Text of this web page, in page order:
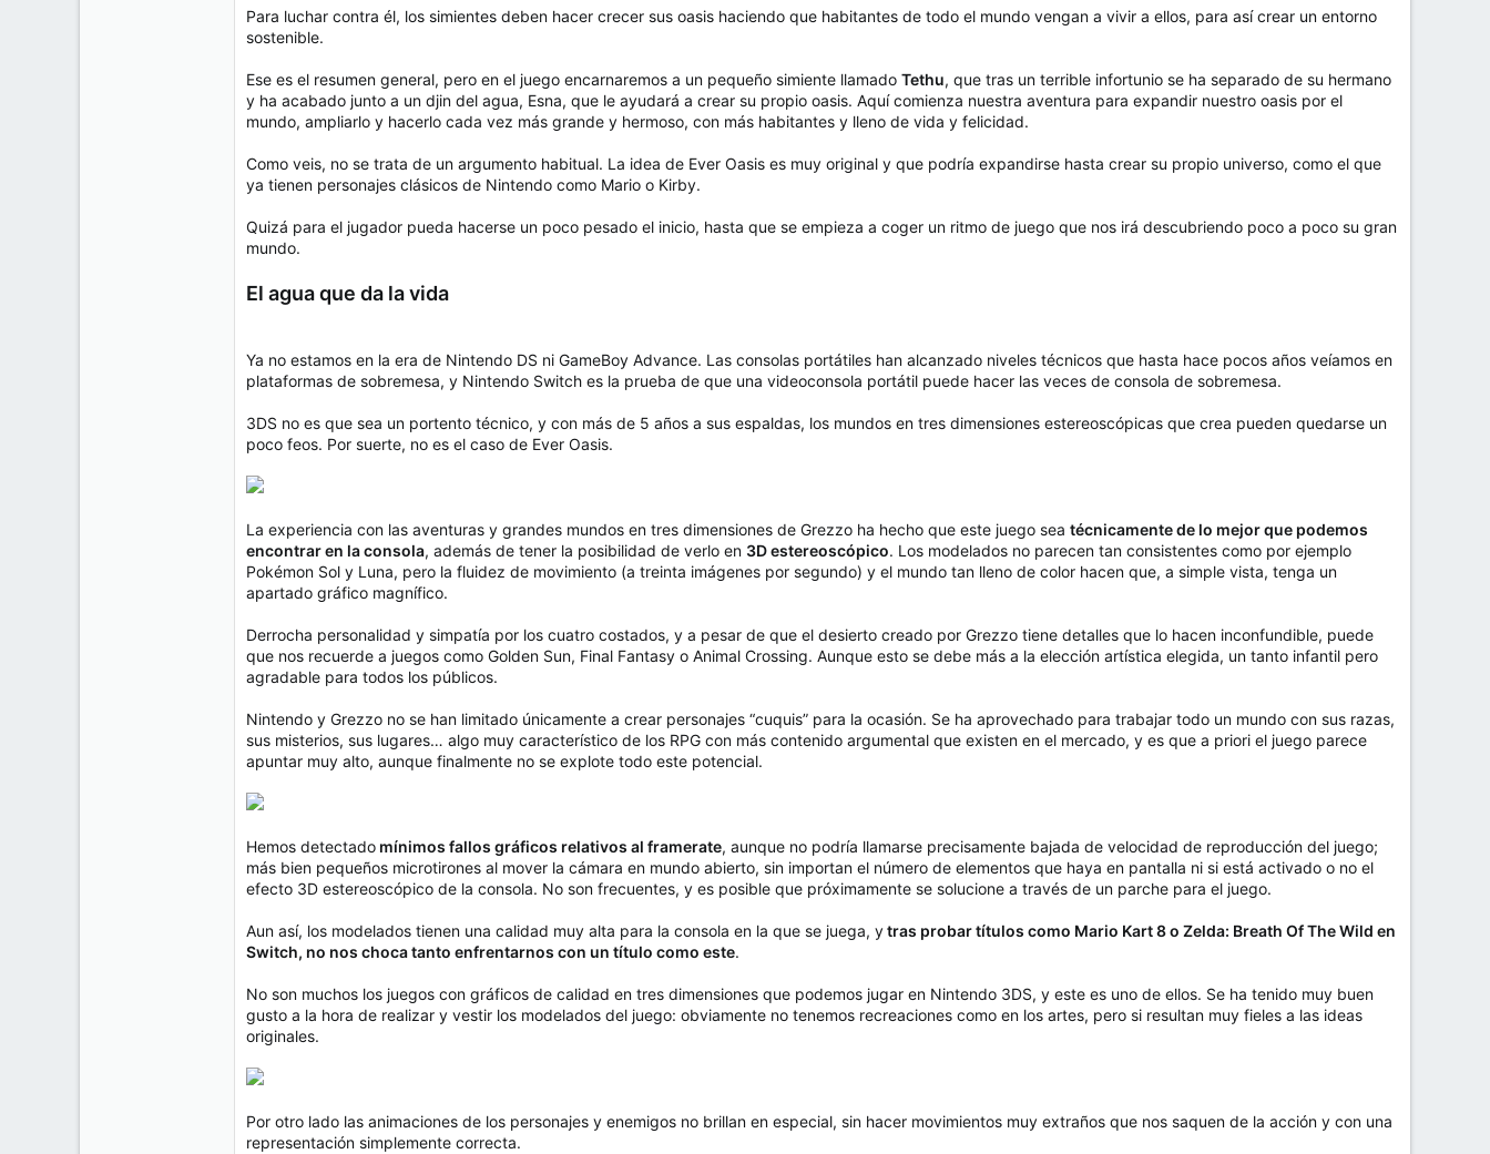
Para luchar contra él, los simientes deben hacer crecer sus oasis haciendo que habitantes de todo el mundo vengan a vivir a ellos, para así crear un entorno
sostenible.
Ese es el resumen general, pero en el juego encarnaremos a un pequeño simiente llamado Tethu, que tras un terrible infortunio se ha separado de su hermano
y ha acabado junto a un djin del agua, Esna, que le ayudará a crear su propio oasis. Aquí comienza nuestra aventura para expandir nuestro oasis por el
mundo, ampliarlo y hacerlo cada vez más grande y hermoso, con más habitantes y lleno de vida y felicidad.
Como veis, no se trata de un argumento habitual. La idea de Ever Oasis es muy original y que podría expandirse hasta crear su propio universo, como el que
ya tienen personajes clásicos de Nintendo como Mario o Kirby.
Quizá para el jugador pueda hacerse un poco pesado el inicio, hasta que se empieza a coger un ritmo de juego que nos irá descubriendo poco a poco su gran
mundo.
El agua que da la vida
Ya no estamos en la era de Nintendo DS ni GameBoy Advance. Las consolas portátiles han alcanzado niveles técnicos que hasta hace pocos años veíamos en
plataformas de sobremesa, y Nintendo Switch es la prueba de que una videoconsola portátil puede hacer las veces de consola de sobremesa.
3DS no es que sea un portento técnico, y con más de 5 años a sus espaldas, los mundos en tres dimensiones estereoscópicas que crea pueden quedarse un
poco feos. Por suerte, no es el caso de Ever Oasis.
La experiencia con las aventuras y grandes mundos en tres dimensiones de Grezzo ha hecho que este juego sea técnicamente de lo mejor que podemos
encontrar en la consola, además de tener la posibilidad de verlo en 3D estereoscópico. Los modelados no parecen tan consistentes como por ejemplo
Pokémon Sol y Luna, pero la fluidez de movimiento (a treinta imágenes por segundo) y el mundo tan lleno de color hacen que, a simple vista, tenga un
apartado gráfico magnífico.
Derrocha personalidad y simpatía por los cuatro costados, y a pesar de que el desierto creado por Grezzo tiene detalles que lo hacen inconfundible, puede
que nos recuerde a juegos como Golden Sun, Final Fantasy o Animal Crossing. Aunque esto se debe más a la elección artística elegida, un tanto infantil pero
agradable para todos los públicos.
Nintendo y Grezzo no se han limitado únicamente a crear personajes “cuquis” para la ocasión. Se ha aprovechado para trabajar todo un mundo con sus razas,
sus misterios, sus lugares… algo muy característico de los RPG con más contenido argumental que existen en el mercado, y es que a priori el juego parece
apuntar muy alto, aunque finalmente no se explote todo este potencial.
Hemos detectado mínimos fallos gráficos relativos al framerate, aunque no podría llamarse precisamente bajada de velocidad de reproducción del juego;
más bien pequeños microtirones al mover la cámara en mundo abierto, sin importan el número de elementos que haya en pantalla ni si está activado o no el
efecto 3D estereoscópico de la consola. No son frecuentes, y es posible que próximamente se solucione a través de un parche para el juego.
Aun así, los modelados tienen una calidad muy alta para la consola en la que se juega, ytras probar títulos como Mario Kart 8 o Zelda: Breath Of The Wild en
Switch, no nos choca tanto enfrentarnos con un título como este.
No son muchos los juegos con gráficos de calidad en tres dimensiones que podemos jugar en Nintendo 3DS, y este es uno de ellos. Se ha tenido muy buen
gusto a la hora de realizar y vestir los modelados del juego: obviamente no tenemos recreaciones como en los artes, pero si resultan muy fieles a las ideas
originales.
Por otro lado las animaciones de los personajes y enemigos no brillan en especial, sin hacer movimientos muy extraños que nos saquen de la acción y con una
representación simplemente correcta.